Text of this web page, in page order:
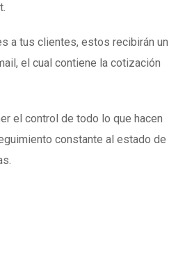
a tus clientes, estos recibirán un
el cual contiene la cotización
el control de todo lo que hacen
constante al estado de